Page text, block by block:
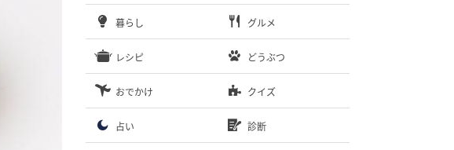
暮らし グルメ
レシピ どうぶつ
おでかけ クイズ
占い 診断